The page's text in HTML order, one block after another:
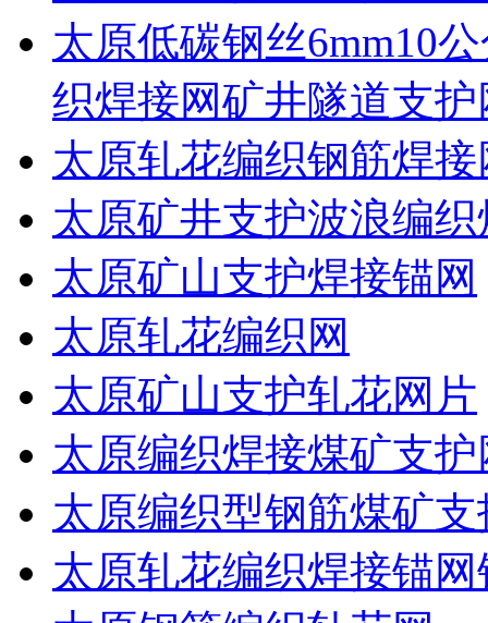
太原低碳钢丝6mm10
织焊接网矿井隧道支护
太原轧花编织钢筋焊接
太原矿井支护波浪编
太原矿山支护焊接锚网
太原轧花编织网
太原矿山支护轧花网片
太原编织焊接煤矿支护
太原编织型钢筋煤矿
太原轧花编织焊接锚